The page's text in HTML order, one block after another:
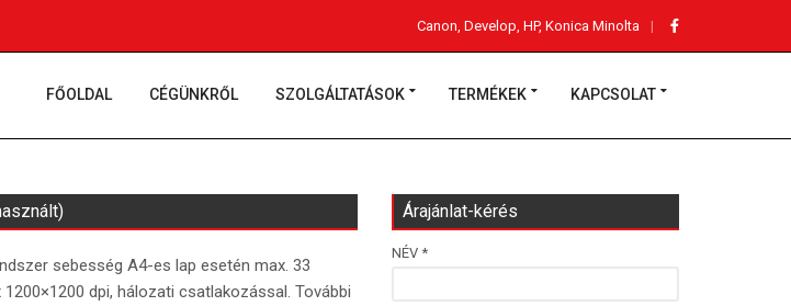
Canon, Develop, HP, Konica Minolta
FŐOLDAL CÉGÜNKRŐL SZOLGÁLTATÁSOK TERMÉKEK KAPCSOLAT
sebesség A4-es lap esetén max. 33
dpi, hálozati csatlakozással. További
Árajánlat-kérés
NÉV *